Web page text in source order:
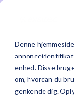
Denne
enhed. Disse
om, hvordan du
genkende dig.